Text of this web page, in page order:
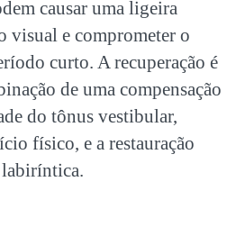
causar uma ligeira
visual e comprometer o
curto. A recuperação é
de uma compensação
do tônus vestibular,
físico, e a restauração